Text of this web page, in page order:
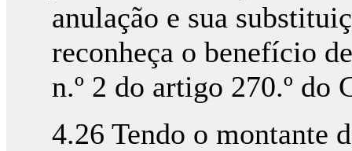
anulação e sua
reconheça o benefício
n.º 2 do artigo 270.º do
4.26 Tendo o montante